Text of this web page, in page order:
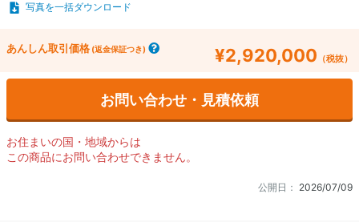
写真を一括ダウンロード
あんしん取引価格 (返金保証つき) ¥2,920,000 （税抜）
お問い合わせ・見積依頼
お住まいの国・地域からは
この商品にお問い合わせできません。
公開日： 2026/07/09